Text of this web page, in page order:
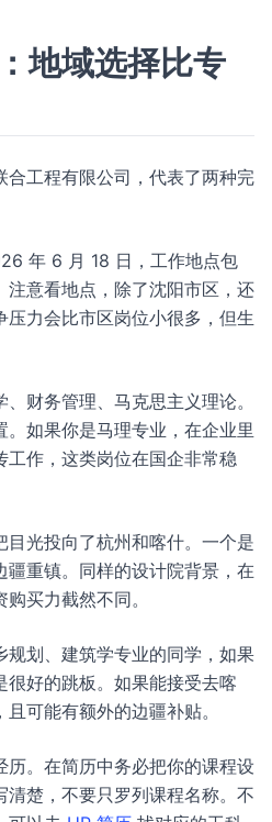
地域选择比专
合工程有限公司，代表了两种完
年 6 月 18 日，工作地点包
注意看地点，除了沈阳市区，还
力会比市区岗位小很多，但生
财务管理、马克思主义理论。
如果你是马理专业，在企业里
工作，这类岗位在国企非常稳
目光投向了杭州和喀什。一个是
疆重镇。同样的设计院背景，在
买力截然不同。
规划、建筑学专业的同学，如果
好的跳板。如果能接受去喀
可能有额外的边疆补贴。
。在简历中务必把你的课程设
楚，不要只罗列课程名称。不